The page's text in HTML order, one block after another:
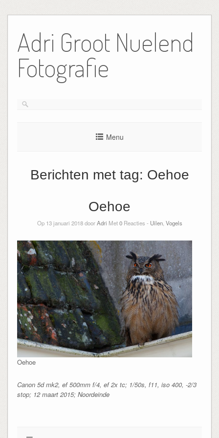
de
inhoud
Adri Groot Nuelend
Fotografie
Menu
Berichten met tag: Oehoe
Oehoe
Op 13 januari 2018 doorAdri Met0Reacties - Uilen, Vogels
Oehoe
Canon 5d mk2, ef 500mm f/4, ef 2x tc; 1/50s, f11, iso 400, -2/3
stop; 12 maart 2015; Noordeinde